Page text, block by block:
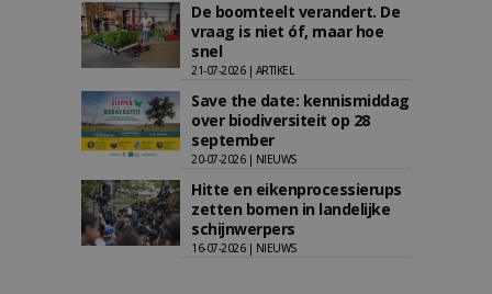
De boomteelt verandert. De
vraag is niet óf, maar hoe
snel
21-07-2026 | ARTIKEL
Save the date: kennismiddag
over biodiversiteit op 28
september
20-07-2026 | NIEUWS
Hitte en eikenprocessierups
zetten bomen in landelijke
schijnwerpers
16-07-2026 | NIEUWS